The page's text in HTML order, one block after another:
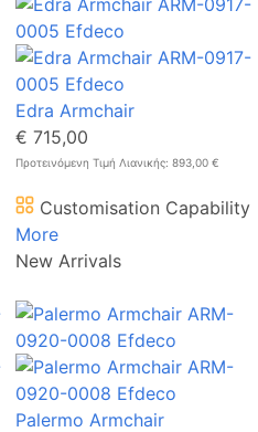
Edra Armchair
€ 715,00
Προτεινόμενη Τιμή Λιανικής: 893,00 €
Customisation Capability
More
New Arrivals
Palermo Armchair